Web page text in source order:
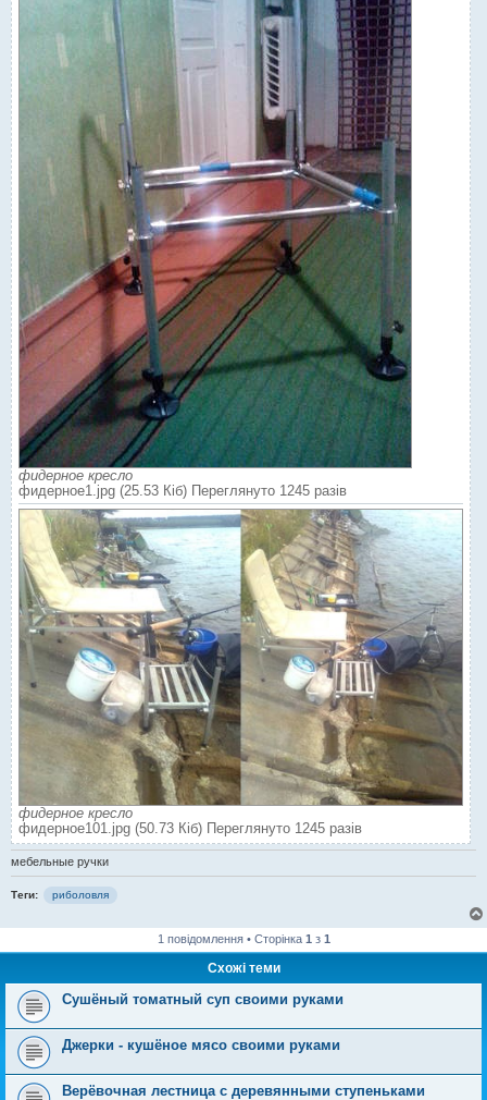
фидерное кресло
фидерное1.jpg (25.53 Кіб) Переглянуто 1245 разів
фидерное кресло
фидерное101.jpg (50.73 Кіб) Переглянуто 1245 разів
мебельные ручки
Теги: риболовля
1 повідомлення • Сторінка 1 з 1
Схожі теми
Cушёный томатный суп своими руками
Джерки - кушёное мясо своими руками
Верёвочная лестница с деревянными ступеньками